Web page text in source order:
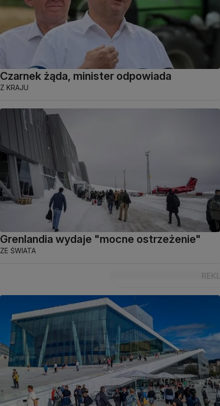
Czarnek żąda, minister odpowiada
Z KRAJU
Grenlandia wydaje "mocne ostrzeżenie"
ZE ŚWIATA